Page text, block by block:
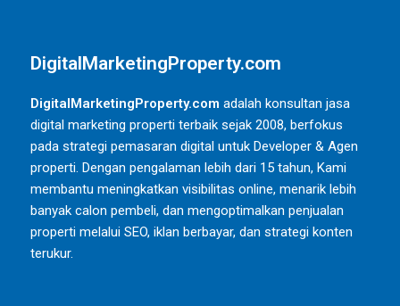
DigitalMarketingProperty.com
DigitalMarketingProperty.com adalah konsultan jasa
digital marketing properti terbaik sejak 2008, berfokus
pada strategi pemasaran digital untuk Developer & Agen
properti. Dengan pengalaman lebih dari 15 tahun, Kami
membantu meningkatkan visibilitas online, menarik lebih
banyak calon pembeli, dan mengoptimalkan penjualan
properti melalui SEO, iklan berbayar, dan strategi konten
terukur.